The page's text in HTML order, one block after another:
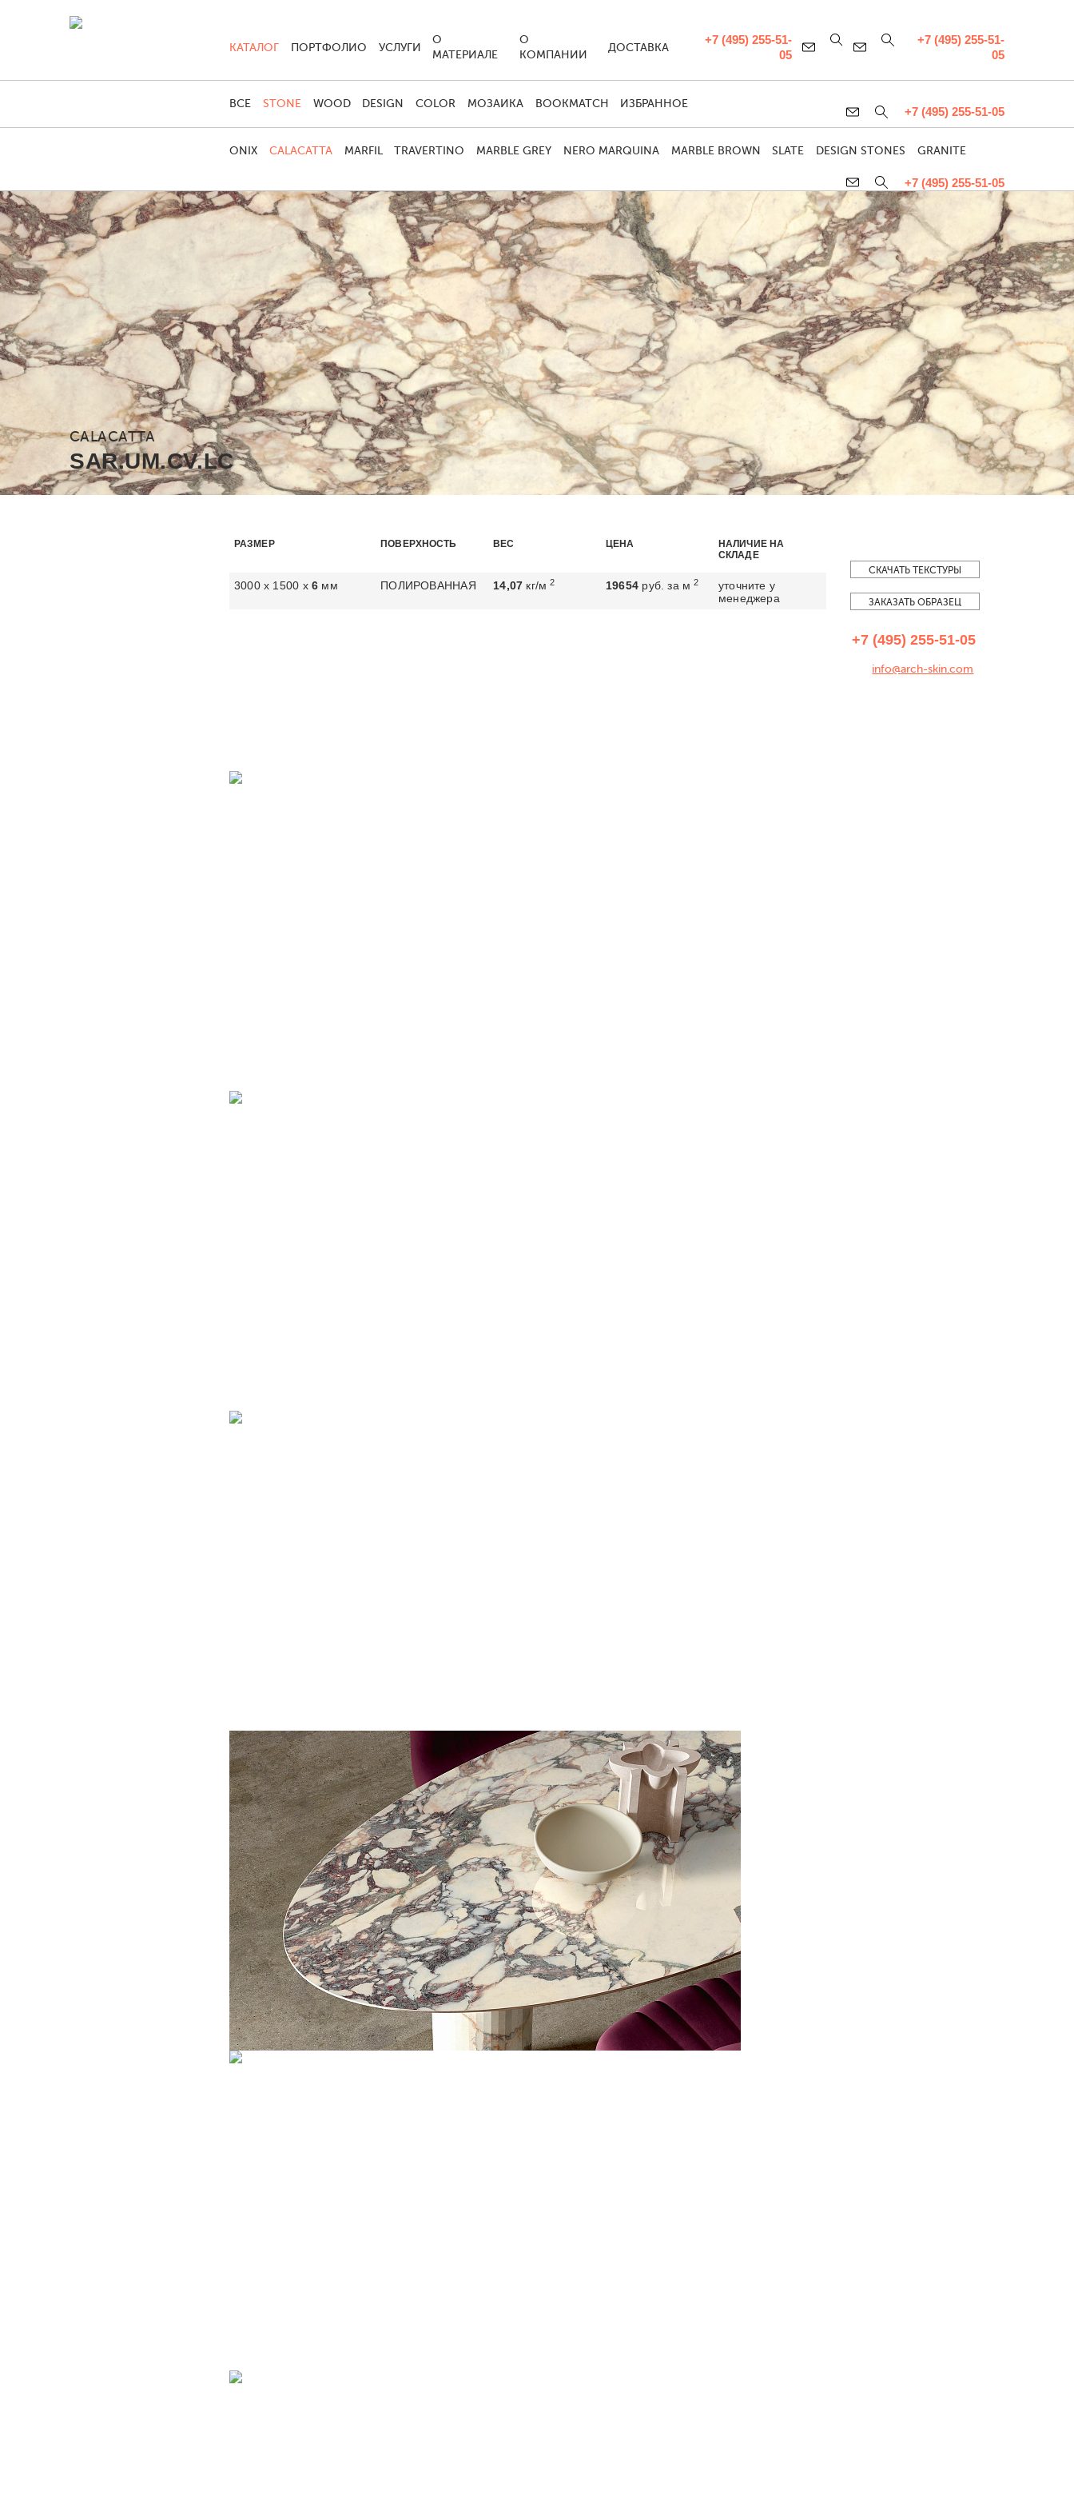
КАТАЛОГ
ВСЕ STONE
ONIX CALACATTA MARFIL TRAVERTINO MARBLE GREY NERO MARQUINA MARBLE BROWN SLATE DESIGN STONES GRANITE
+7 (495) 255-51-05
WOOD DESIGN COLOR МОЗАИКА BOOKMATCH ИЗБРАННОЕ
+7 (495) 255-51-05
ПОРТФОЛИО УСЛУГИ
О
МАТЕРИАЛЕ
О
КОМПАНИИ
ДОСТАВКА
+7 (495) 255-51-
05
+7 (495) 255-51-
05
CALACATTA
SAR.UM.CV.LC
РАЗМЕР
3000 х 1500 х 6 мм
ПОВЕРХНОСТЬ
ПОЛИРОВАННАЯ
ВЕС
14,07 кг/м2
ЦЕНА
19654 руб. за м2
НАЛИЧИЕ НА
СКЛАДЕ
уточните у
менеджера
СКАЧАТЬ ТЕКСТУРЫ
ЗАКАЗАТЬ ОБРАЗЕЦ
+7 (495) 255-51-05
info@arch-skin.com